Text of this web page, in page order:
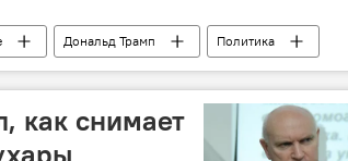
Дональд Трамп
Политика
как снимает